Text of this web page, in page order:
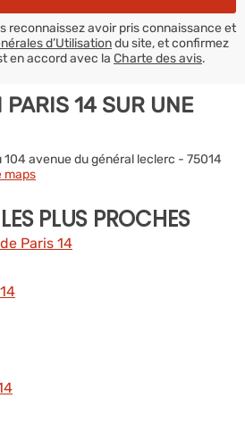
reconnaissez avoir pris connaissance et
d’Utilisationdu site, et confirmez
en accord avec la Charte des avis.
14 SUR UNE
104 avenue du général leclerc - 75014
maps
PLUS PROCHES
Paris 14